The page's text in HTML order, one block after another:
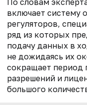
По словам
включает систему
регуляторов,
ряд из которых
подачу данных в
не дожидаясь их
сокращает период
разрешений и
большого